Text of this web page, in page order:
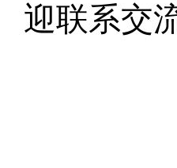
迎联系交